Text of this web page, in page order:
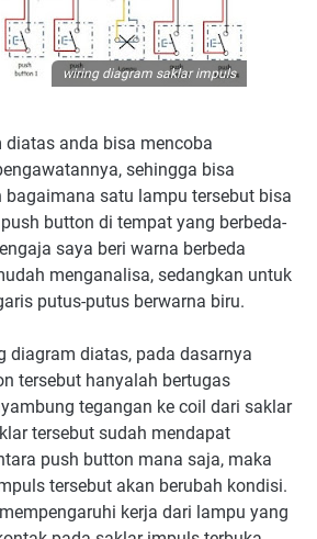
wiring diagram saklar impuls
diatas anda bisa mencoba
sehingga bisa
satu lampu tersebut bisa
button di tempat yang berbeda-
saya beri warna berbeda
menganalisa, sedangkan untuk
putus-putus berwarna biru.
diagram diatas, pada dasarnya
tersebut hanyalah bertugas
tegangan ke coil dari saklar
tersebut sudah mendapat
push button mana saja, maka
tersebut akan berubah kondisi.
kerja dari lampu yang